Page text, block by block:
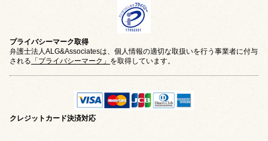
プライバシーマーク取得
弁護士法人ALG&Associatesは、個人情報の適切な取扱いを行う事業者に付与
される 「プライバシーマーク」 を取得しています。
クレジットカード決済対応